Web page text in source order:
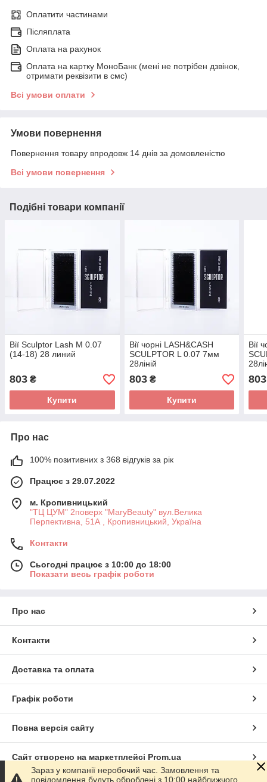
Оплатити частинами
Післяплата
Оплата на рахунок
Оплата на картку МоноБанк (мені не потрібен дзвінок,
отримати реквізити в смс)
Всі умови оплати
Умови повернення
Повернення товару впродовж 14 днів за домовленістю
Всі умови повернення
Подібні товари компанії
Вії Sculptor Lash M 0.07
(14-18) 28 линий
803 ₴
Купити
Вії чорні LASH&CASH
SCULPTOR L 0.07 7мм
28ліній
803₴
Купити
Вії
803
Про нас
100% позитивних з 368 відгуків за рік
Працює з 29.07.2022
м. Кропивницький
"ТЦ ЦУМ" 2поверх "MaryBeauty" вул.Велика
Перпективна, 51А , Кропивницький, Україна
Контакти
Сьогодні працює з 10:00 до 18:00
Показати весь графік роботи
Про нас
Контакти
Доставка та оплата
Графік роботи
Повна версія сайту
Сайт створено на маркетплейсі Prom.ua
Зараз у компанії неробочий час. Замовлення та
повідомлення будуть оброблені з 10:00 найближчого